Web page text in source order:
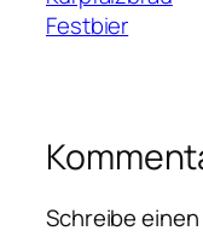
Festbier
Schreibe